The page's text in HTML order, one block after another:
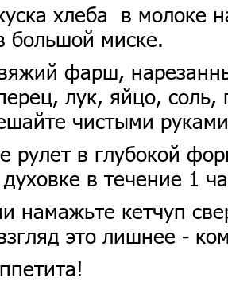
хлеба в молоке
большой миске.
фарш,
лук, яйцо,
чистыми
рулет в глубокой
в течение 1
намажьте кетчуп
это лишнее -